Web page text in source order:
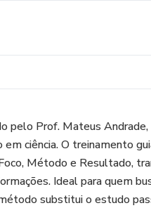
pelo Prof. Mateus
ciência. O treinamento
Método e Resultado,
Ideal para quem
substitui o estudo